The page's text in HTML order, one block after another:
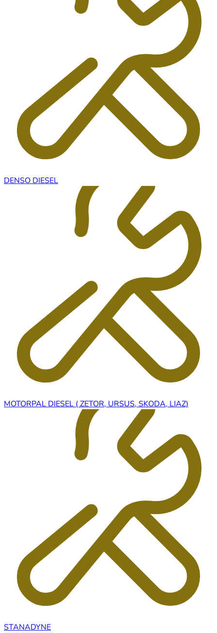
DENSO DIESEL
MOTORPAL DIESEL ( ZETOR, URSUS, SKODA, LIAZ)
STANADYNE